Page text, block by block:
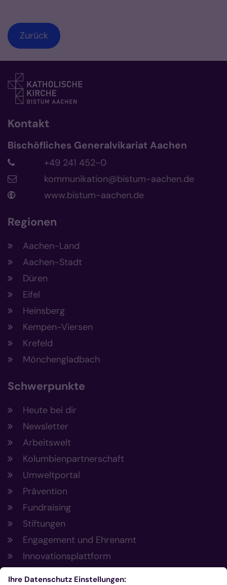
Zurück
Kontakt
Bischöfliches Generalvikariat Aachen
+49 241 452-0
kommunikation@bistum-aachen.de
www.bistum-aachen.de
Regionen
Aachen-Land
Aachen-Stadt
Düren
Eifel
Heinsberg
Kempen-Viersen
Krefeld
Mönchengladbach
Schwerpunkte
Heute bei dir
Newsletter
Arbeitswelt
Kolumbienpartnerschaft
Umweltportal
Prävention
Fundraising
Stiftungen
Engagement und Ehrenamt
Innovationsplattform